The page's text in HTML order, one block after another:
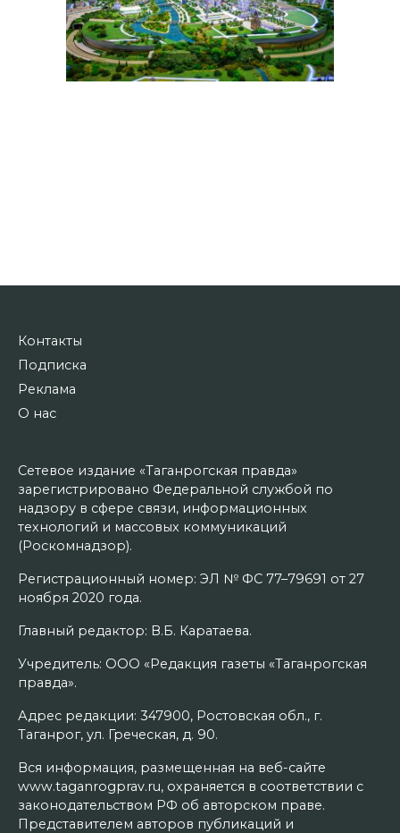
Контакты
Подписка
Реклама
О нас
Сетевое издание «Таганрогская правда»
зарегистрировано Федеральной службой по
надзору в сфере связи, информационных
технологий и массовых коммуникаций
(Роскомнадзор).
Регистрационный номер: ЭЛ № ФС 77–79691 от 27
ноября 2020 года.
Главный редактор: В.Б. Каратаева.
Учредитель: ООО «Редакция газеты «Таганрогская
правда».
Адрес редакции: 347900, Ростовская обл., г.
Таганрог, ул. Греческая, д. 90.
Вся информация, размещенная на веб-сайте
www.taganrogprav.ru, охраняется в соответствии с
законодательством РФ об авторском праве.
Представителем авторов публикаций и